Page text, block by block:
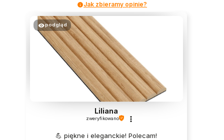
Poszczególne rodzaje lameli różnią się budową,
materiałem, wymiarami oraz efektem, jaki tworzą we
wnętrzu. Przed wyborem warto zastanowić się, czy zależy
Ci na pełnej swobodzie rozmieszczenia profili, szybkim
montażu gotowych modułów, poprawie komfortu
akustycznego, odporności na wilgoć czy wykonaniu
dekoracyjnej ścianki działowej.
Lamele pojedyncze
montuje się osobno, dzięki czemu
można samodzielnie ustalić ich rozstaw, kierunek
Jak zbieramy opinie?
podgląd
Liliana
zweryfikowano
💪 piękne i eleganckie! Polecam!